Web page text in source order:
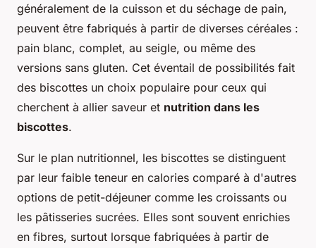
généralement de la cuisson et du séchage de pain,
peuvent être fabriqués à partir de diverses céréales :
pain blanc, complet, au seigle, ou même des
versions sans gluten. Cet éventail de possibilités fait
des biscottes un choix populaire pour ceux qui
cherchent à allier saveur et nutrition dans les
biscottes.
Sur le plan nutritionnel, les biscottes se distinguent
par leur faible teneur en calories comparé à d'autres
options de petit-déjeuner comme les croissants ou
les pâtisseries sucrées. Elles sont souvent enrichies
en fibres, surtout lorsque fabriquées à partir de